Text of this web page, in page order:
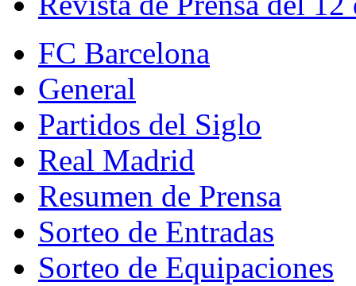
FC Barcelona
General
Partidos del Siglo
Real Madrid
Resumen de Prensa
Sorteo de Entradas
Sorteo de Equipaciones